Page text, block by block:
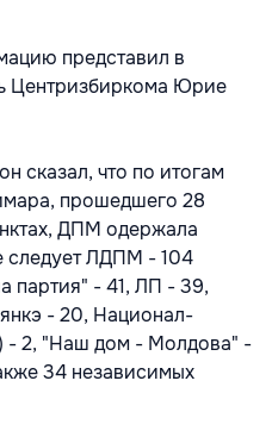
представил в
Центризбиркома Юрие
сказал, что по итогам
прошедшего 28
ДПМ одержала
следует ЛДПМ - 104
- 41, ЛП - 39,
- 20, Национал-
- 2, "Наш дом - Молдова" -
34 независимых